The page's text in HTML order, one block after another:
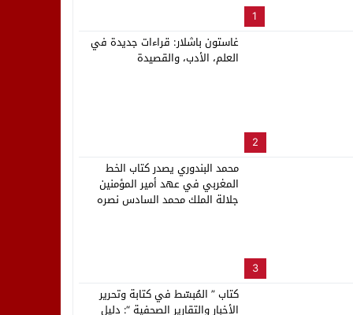
1
2
غاستون باشلار: قراءات جديدة في
العلم، الأدب، والقصيدة
3
محمد البندوري يصدر كتاب الخط
المغربي في عهد أمير المؤمنين
جلالة الملك محمد السادس نصره
كتاب ” المُبسّط في كتابة وتحرير
الأخبار والتقارير الصحفية “: دليل